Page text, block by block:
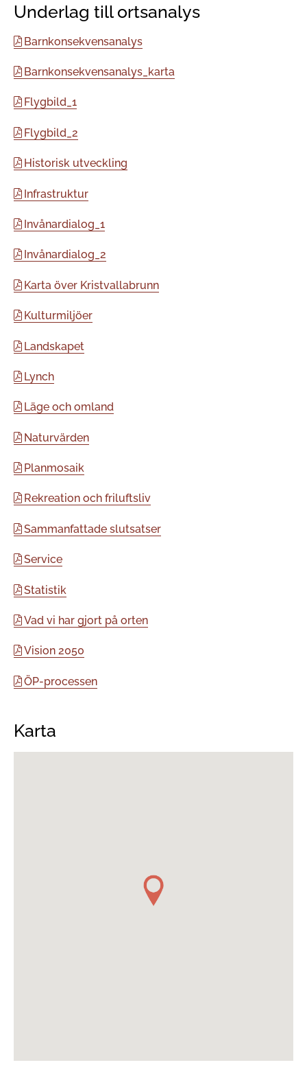
Underlag till ortsanalys
Barnkonsekvensanalys
Barnkonsekvensanalys_karta
Flygbild_1
Flygbild_2
Historisk utveckling
Infrastruktur
Invånardialog_1
Invånardialog_2
Karta över Kristvallabrunn
Kulturmiljöer
Landskapet
Lynch
Läge och omland
Naturvärden
Planmosaik
Rekreation och friluftsliv
Sammanfattade slutsatser
Service
Statistik
Vad vi har gjort på orten
Vision 2050
ÖP-processen
Karta